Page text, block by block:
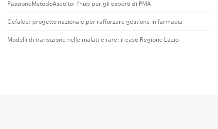
PassioneMetodoAscolto: l’hub per gli esperti di PMA
Cefalee: progetto nazionale per rafforzare gestione in farmacia
Modelli di transizione nelle malattie rare: il caso Regione Lazio